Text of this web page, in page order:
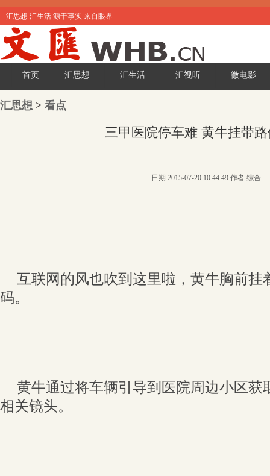
汇思想 汇生活 源于事实 来自眼界
首页 汇思想 汇生活 汇视听 微电影
汇思想 > 看点
三甲医院停车难 黄牛挂带
日期:2015-07-20 10:44:49 作者:综合
互联网的风也吹到这里啦，黄牛胸前挂
码。
黄牛通过将车辆引导到医院周边小区获
相关镜头。